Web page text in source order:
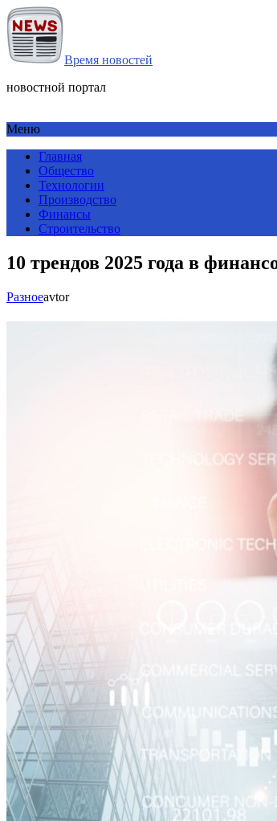
Время новостей
новостной портал
Меню
Главная
Общество
Технологии
Производство
Финансы
Строительство
10 трендов 2025 года в
Разноеavtor